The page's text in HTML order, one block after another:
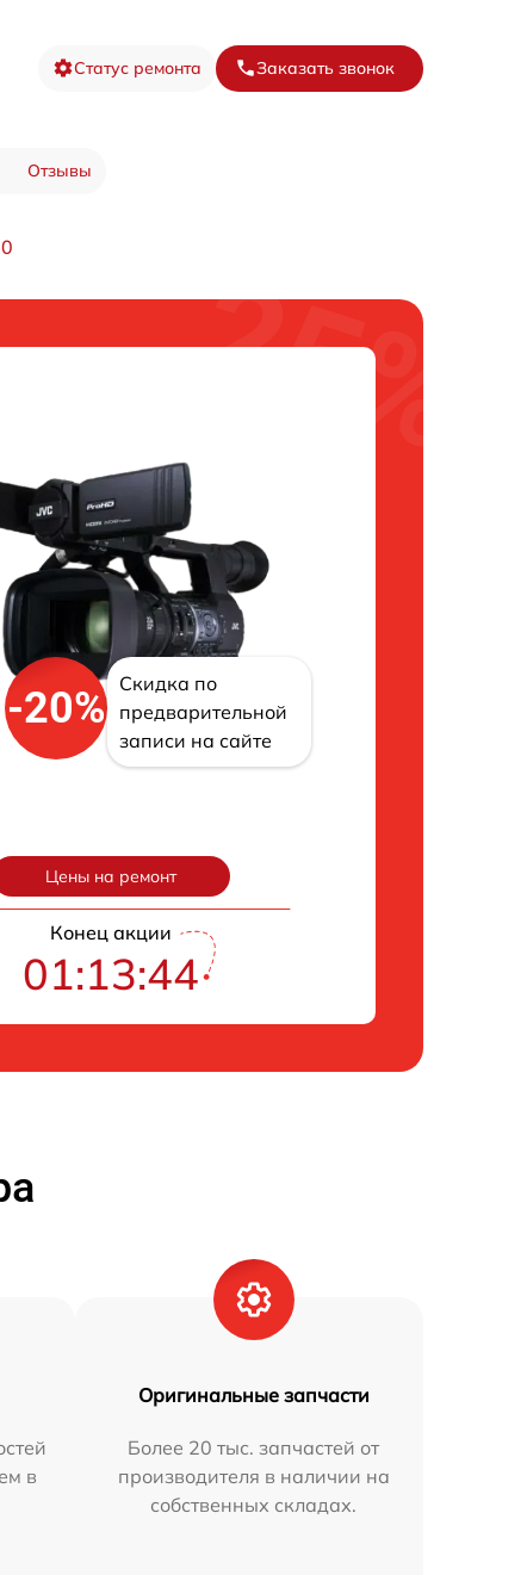
Статус ремонта Заказать звонок
Отзывы
-20%
Скидка по
предварительной
записи на сайте
Цены на ремонт
Конец акции
01:13:43
в
Оригинальные запчасти
Более 20 тыс. запчастей от
производителя в наличии на
собственных складах.